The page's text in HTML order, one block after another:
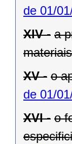
de 01/
XIV - a
XV - o
de 01/
XVI - o